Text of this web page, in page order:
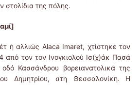
στολίδια της πόλης.
αλλιώς Alaca Imaret, χτίστηκε τον
από τον τον Ινογκιολού Ισ(χ)άκ Πασά
Κασσάνδρου βορειανατολικά της
Δημητρίου, στη Θεσσαλονίκη. Η